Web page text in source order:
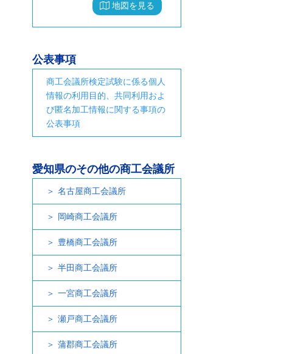
地図を見る
公表事項
商工会議所検定試験に係る個人
情報の利用目的、共同利用およ
び匿名加工情報に関する事項の
公表事項
愛知県のその他の商工会議所
名古屋商工会議所
岡崎商工会議所
豊橋商工会議所
半田商工会議所
一宮商工会議所
瀬戸商工会議所
蒲郡商工会議所